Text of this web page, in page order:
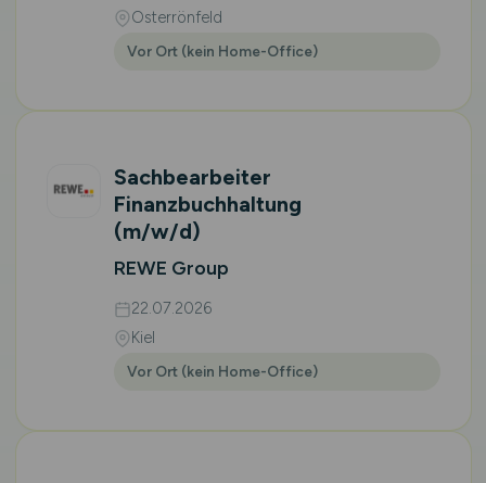
Osterrönfeld
Vor Ort (kein Home-Office)
Sachbearbeiter
Finanzbuchhaltung
(m/w/d)
REWE Group
22.07.2026
Kiel
Vor Ort (kein Home-Office)